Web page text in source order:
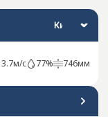
3.7м/с 77% 746мм